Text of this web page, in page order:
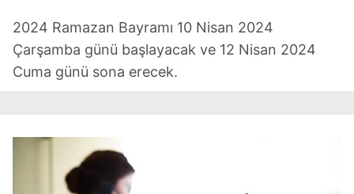
2024 Ramazan Bayramı 10 Nisan 2024
Çarşamba günü başlayacak ve 12 Nisan 2024
Cuma günü sona erecek.